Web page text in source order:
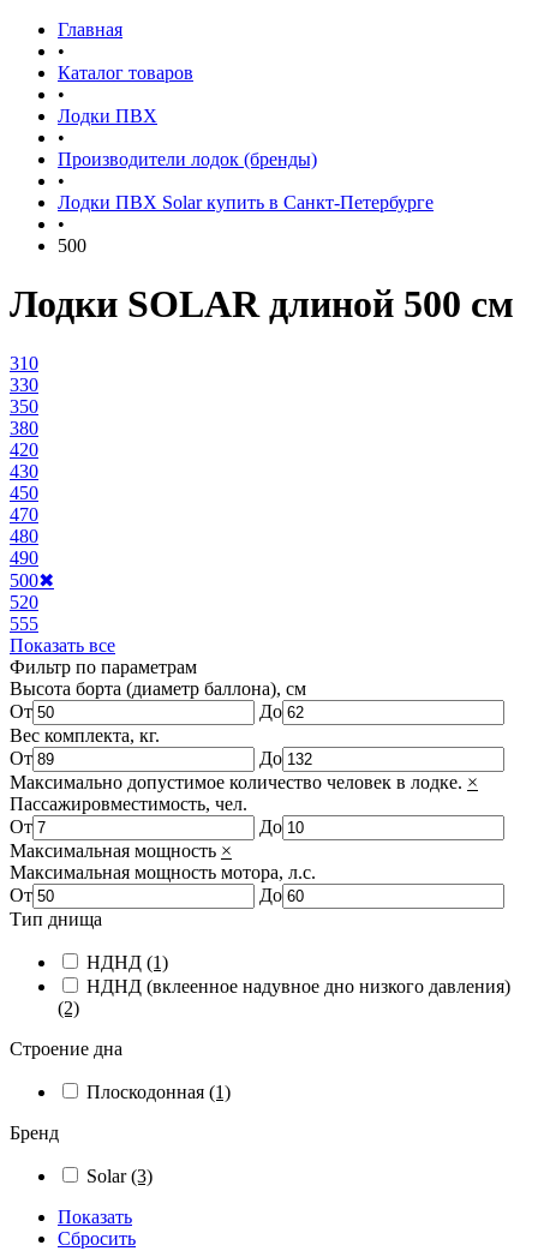
Главная
•
Каталог товаров
•
Лодки ПВХ
•
Производители лодок (бренды)
•
Лодки ПВХ Solar купить в Санкт-Петербурге
•
500
Лодки SOLAR длиной 500 см
310
330
350
380
420
430
450
470
480
490
500✖
520
555
Показать все
Фильтр по параметрам
Высота борта (диаметр баллона), см
От
До
Вес комплекта, кг.
От
До
Максимально допустимое количество человек в лодке. ×
Пассажировместимость, чел.
От
До
Максимальная мощность ×
Максимальная мощность мотора, л.с.
От
До
Тип днища
НДНД (1)
НДНД (вклеенное надувное дно низкого давления)
(2)
Строение дна
Плоскодонная (1)
Бренд
Solar(3)
Показать
Сбросить